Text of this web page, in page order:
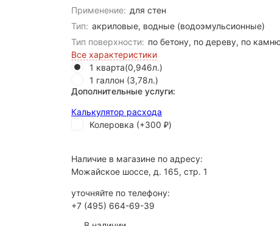
Применение: для стен
Тип: акриловые, водные (водоэмульсионные)
Тип поверхности: по бетону, по дереву, по
Все характеристики
1 кварта(0,946л.)
1 галлон (3,78л.)
Дополнительные услуги:
Калькулятор расхода
Колеровка (+300 ₽)
Наличие в магазине по адресу:
Можайское шоссе, д. 165, стр. 1
уточняйте по телефону:
+7 (495) 664-69-39